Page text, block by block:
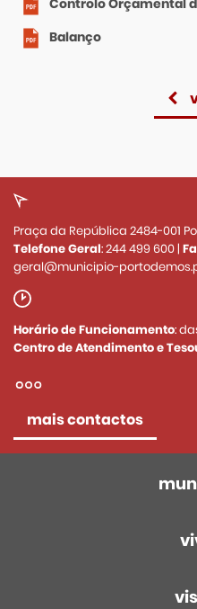
Controlo Orçamental
Balanço
Praça da República 2484-001
Telefone Geral:244 499 600|
geral@municipio-
Horário de Funcionamento:
Centro de Atendimento e
mais contactos